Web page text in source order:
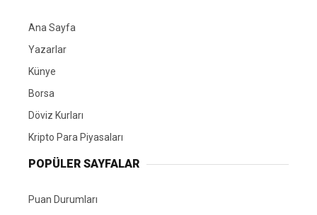
Ana Sayfa
Yazarlar
Künye
Borsa
Döviz Kurları
Kripto Para Piyasaları
POPÜLER SAYFALAR
Puan Durumları